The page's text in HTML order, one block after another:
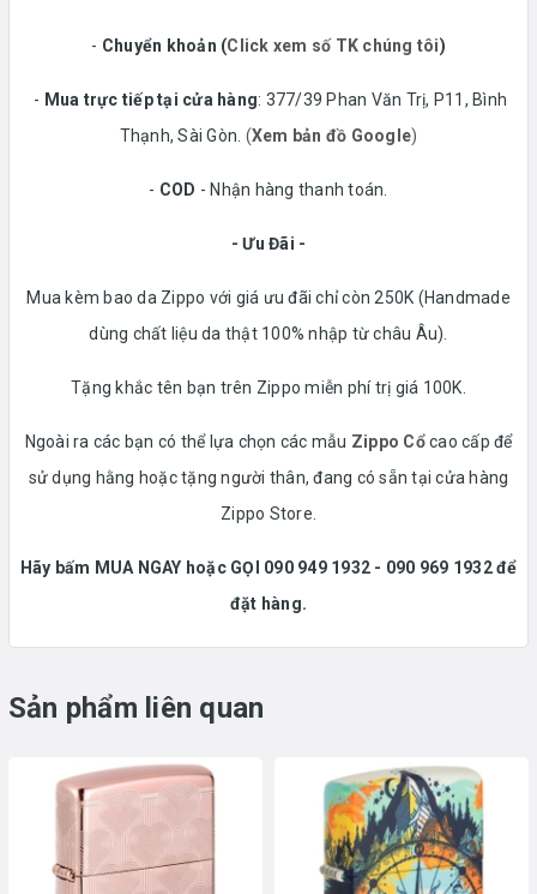
- Chuyển khoản (Click xem số TK chúng tôi)
- Mua trực tiếp tại cửa hàng: 377/39 Phan Văn Trị, P11, Bình
Thạnh, Sài Gòn. (Xem bản đồ Google)
- COD - Nhận hàng thanh toán.
- Ưu Đãi -
Mua kèm bao da Zippo với giá ưu đãi chỉ còn 250K (Handmade
dùng chất liệu da thật 100% nhập từ châu Âu).
Tặng khắc tên bạn trên Zippo miễn phí trị giá 100K.
Ngoài ra các bạn có thể lựa chọn các mẫu Zippo Cổcao cấp để
sử dụng hằng hoặc tặng người thân, đang có sẵn tại cửa hàng
Zippo Store.
Hãy bấm MUA NGAY hoặc GỌI 090 949 1932 - 090 969 1932 để
đặt hàng.
Sản phẩm liên quan